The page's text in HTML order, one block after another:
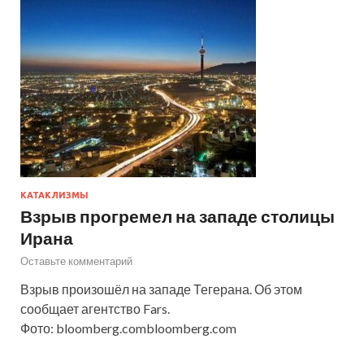
КАТАКЛИЗМЫ
Взрыв прогремел на западе столицы
Ирана
Оставьте комментарий
Взрыв произошёл на западе Тегерана. Об этом
сообщает агентство Fars.
Фото: bloomberg.combloomberg.com